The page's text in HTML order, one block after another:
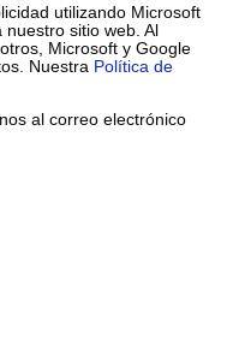
utilizando Microsoft
sitio web. Al
Microsoft y Google
Nuestra Política de
al correo electrónico